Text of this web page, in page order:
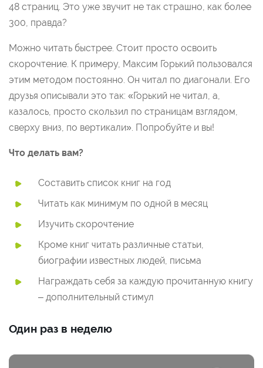
48 страниц. Это уже звучит не так страшно, как более
300, правда?
Можно читать быстрее. Стоит просто освоить
скорочтение. К примеру, Максим Горький пользовался
этим методом постоянно. Он читал по диагонали. Его
друзья описывали это так: «Горький не читал, а,
казалось, просто скользил по страницам взглядом,
сверху вниз, по вертикали». Попробуйте и вы!
Что делать вам?
Составить список книг на год
Читать как минимум по одной в месяц
Изучить скорочтение
Кроме книг читать различные статьи,
биографии известных людей, письма
Награждать себя за каждую прочитанную книгу
– дополнительный стимул
Один раз в неделю